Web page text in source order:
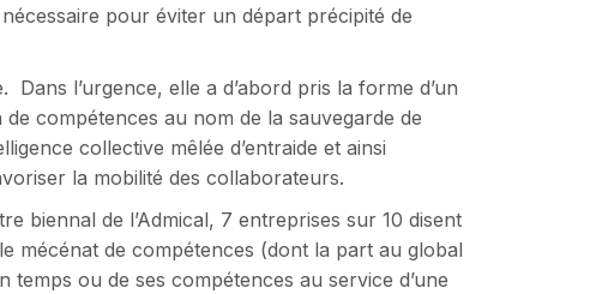
pour éviter un départ précipité de
l’urgence, elle a d’abord pris la forme d’un
compétences au nom de la sauvegarde de
collective mêlée d’entraide et ainsi
la mobilité des collaborateurs.
biennal de l’Admical, 7 entreprises sur 10 disent
mécénat de compétences (dont la part au global
ou de ses compétences au service d’une